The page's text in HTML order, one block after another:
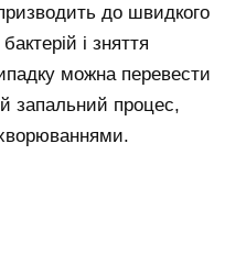
до швидкого
і зняття
можна перевести
запальний процес,